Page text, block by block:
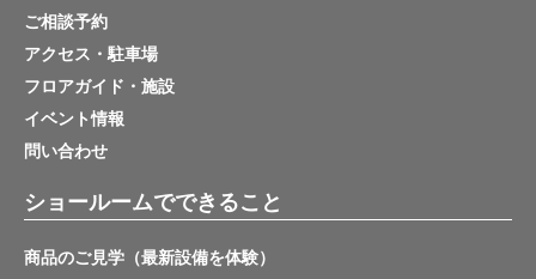
ご相談予約
アクセス・駐車場
フロアガイド・施設
イベント情報
問い合わせ
ショールームでできること
商品のご見学（最新設備を体験）